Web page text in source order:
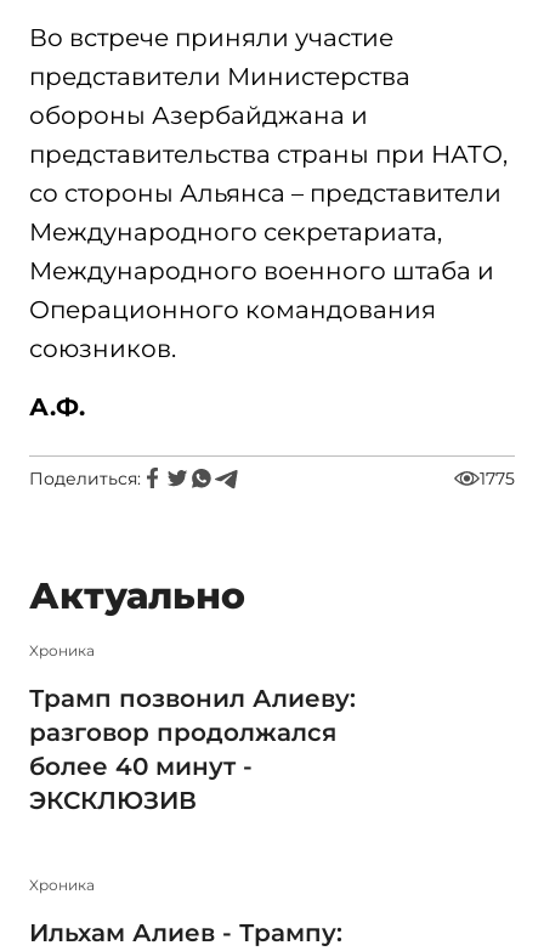
Во встрече приняли участие
представители Министерства
обороны Азербайджана и
представительства страны при НАТО,
со стороны Альянса – представители
Международного секретариата,
Международного военного штаба и
Операционного командования
союзников.
А.Ф.
Поделиться: 1775
Актуально
Xроника
Трамп позвонил Алиеву:
разговор продолжался
более 40 минут -
ЭКСКЛЮЗИВ
Xроника
Ильхам Алиев - Трампу: